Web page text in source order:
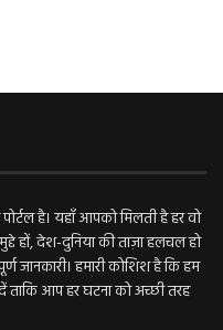
है। यहाँ आपको मिलती है हर वो
हों, देश-दुनिया की ताज़ा हलचल हो
जानकारी। हमारी कोशिश है कि हम
आप हर घटना को अच्छी तरह